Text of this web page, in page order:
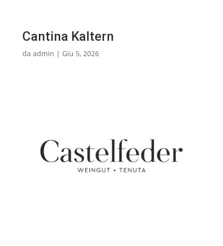
Cantina Kaltern
da admin | Giu 5, 2026